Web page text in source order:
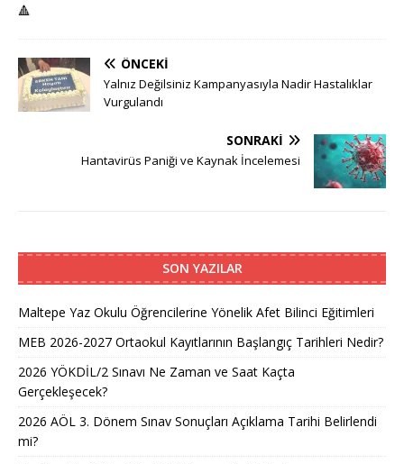
🔺
ÖNCEKI
Yalnız Değilsiniz Kampanyasıyla Nadir Hastalıklar
Vurgulandı
SONRAKI
Hantavirüs Paniği ve Kaynak İncelemesi
SON YAZILAR
Maltepe Yaz Okulu Öğrencilerine Yönelik Afet Bilinci Eğitimleri
MEB 2026-2027 Ortaokul Kayıtlarının Başlangıç Tarihleri Nedir?
2026 YÖKDİL/2 Sınavı Ne Zaman ve Saat Kaçta
Gerçekleşecek?
2026 AÖL 3. Dönem Sınav Sonuçları Açıklama Tarihi Belirlendi
mi?